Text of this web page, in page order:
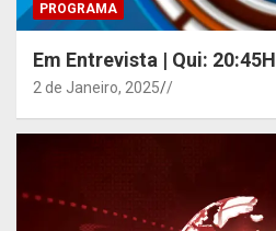
PROGRAMA
Em Entrevista | Qui: 20:45H
2 de Janeiro, 2025 /